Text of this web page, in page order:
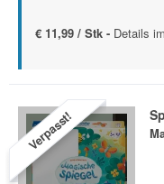
€ 11,99 / Stk - Details
Verpasst!